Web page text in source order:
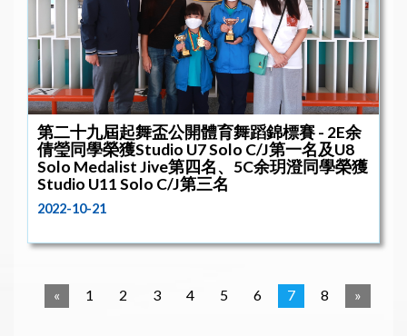
第二十九屆起舞盃公開體育舞蹈錦標賽 - 2E余
倩瑩同學榮獲Studio U7 Solo C/J第一名及U8
Solo Medalist Jive第四名、5C余玥澄同學榮獲
Studio U11 Solo C/J第三名
2022-10-21
« 1 2 3 4 5 6 7 8 »